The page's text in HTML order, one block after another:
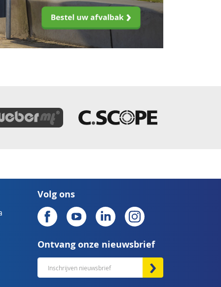
Volg ons
Ontvang onze nieuwsbrief
Abonneer
u